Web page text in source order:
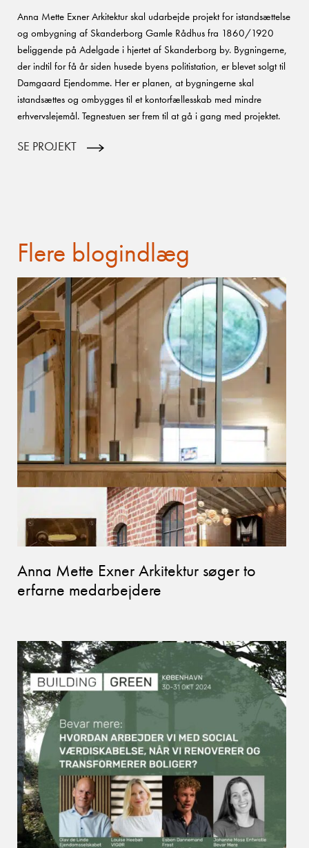
Anna Mette Exner Arkitektur skal udarbejde projekt for istandsættelse
og ombygning af Skanderborg Gamle Rådhus fra 1860/1920
beliggende på Adelgade i hjertet af Skanderborg by. Bygningerne,
der indtil for få år siden husede byens politistation, er blevet solgt til
Damgaard Ejendomme. Her er planen, at bygningerne skal
istandsættes og ombygges til et kontorfællesskab med mindre
erhvervslejemål. Tegnestuen ser frem til at gå i gang med projektet.
SE PROJEKT
Flere blogindlæg
Anna Mette Exner Arkitektur søger to
erfarne medarbejdere